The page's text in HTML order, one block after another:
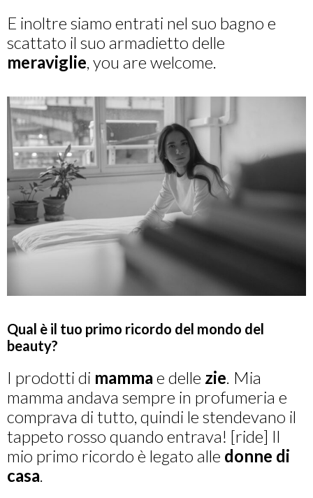
E inoltre siamo entrati nel suo bagno e
scattato il suo armadietto delle
meraviglie , you are welcome.
Qual è il tuo primo ricordo del mondo del
beauty?
I prodotti di mamma e delle zie. Mia
mamma andava sempre in profumeria e
comprava di tutto, quindi le stendevano il
tappeto rosso quando entrava! [ride] Il
mio primo ricordo è legato alle donne di
casa.